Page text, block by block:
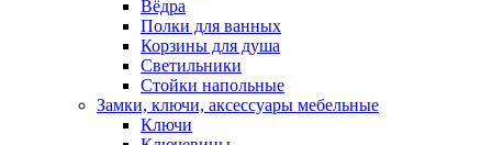
Вёдра
Полки для ванных
Корзины для душа
Светильники
Стойки напольные
Замки, ключи, аксессуары мебельные
Ключи